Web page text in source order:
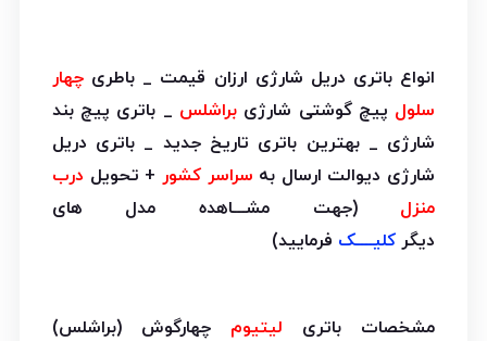
انواع باتری دریل شارژی ارزان قیمت _ باطریچهار
سلول پیچ گوشتی شارژی براشلس _ باتری پیچ بند
شارژی _ بهترین باتری تاریخ جدید _ باتری دریل
شارژی دیوالت ارسال به سراسر کشور + تحویل درب
منزل (جهت مشـــاهده مدل های
دیگر کلیــــک فرمایید)
مشخصات باتری لیتیوم چهارگوش (براشلس)